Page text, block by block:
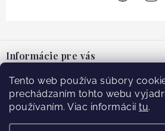
Tento web používa súbory
prechádzaním tohto webu
používaním. Viac informácií tu.
pInformácie pre vás
O nás
Blog
Doprava
Facebook